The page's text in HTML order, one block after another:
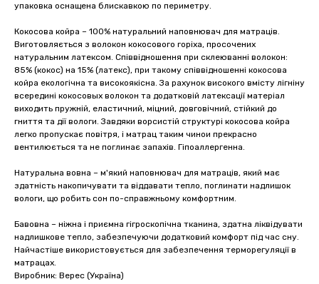
упаковка оснащена блискавкою по периметру.
Кокосова койра – 100% натуральний наповнювач для матраців.
Виготовляється з волокон кокосового горіха, просочених
натуральним латексом. Співвідношення при склеюванні волокон:
85% (кокос) на 15% (латекс), при такому співвідношенні кокосова
койра екологічна та високоякісна. За рахунок високого вмісту лігніну
всередині кокосовых волокон та додатковій латексації матеріал
виходить пружній, еластичний, міцний, довговічний, стійкий до
гниття та дії вологи. Завдяки ворсистій структурі кокосова койра
легко пропускає повітря, і матрац таким чинои прекрасно
вентилюється та не поглинає запахів. Гіпоаллергенна.
Натуральна вовна – м'який наповнювач для матраців, який має
здатність накопичувати та віддавати тепло, поглинати надлишок
вологи, що робить сон по-справжньому комфортним.
Бавовна – ніжна і приємна гігроскопічна тканина, здатна ліквідувати
надлишкове тепло, забезпечуючи додатковий комфорт під час сну.
Найчастіше використовується для забезпечення терморегуляції в
матрацах.
Виробник: Верес (Україна)